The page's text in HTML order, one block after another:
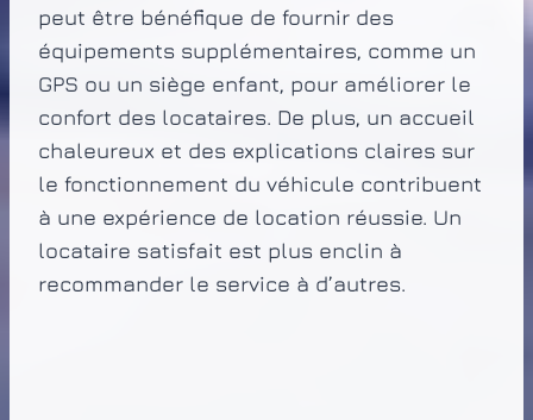
peut être bénéfique de fournir des
équipements supplémentaires, comme un
GPS ou un siège enfant, pour améliorer le
confort des locataires. De plus, un accueil
chaleureux et des explications claires sur
le fonctionnement du véhicule contribuent
à une expérience de location réussie. Un
locataire satisfait est plus enclin à
recommander le service à d’autres.